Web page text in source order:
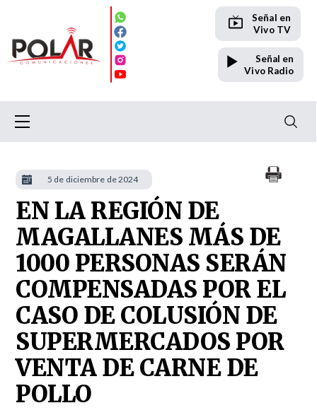
Señal en
Vivo TV
Señal en
Vivo Radio
EN LA REGIÓN DE
MAGALLANES MÁS DE
1000 PERSONAS SERÁN
COMPENSADAS POR EL
CASO DE COLUSIÓN DE
SUPERMERCADOS POR
VENTA DE CARNE DE
POLLO
5 de diciembre de 2024